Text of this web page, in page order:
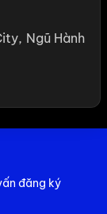
Ngũ Hành
đăng ký